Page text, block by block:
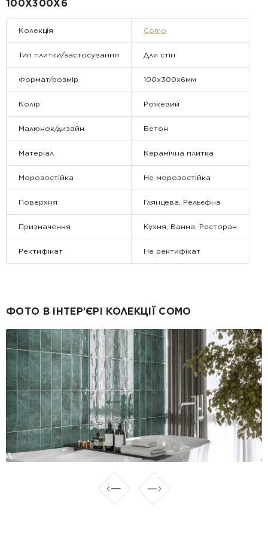
• Відвантаження здійснюється виключно у робочі дні. У суботу,
неділю та святкові дні замовлення не обробляються та не
100Х300X6
Колекція Como
Тип плитки/застосування Для стін
Формат/розмір 100x300x6мм
Колір Рожевий
Малюнок/дизайн Бетон
Матеріал Керамічна плитка
Морозостійка Не морозостійка
Поверхня Глянцева, Рельєфна
Призначення Кухня, Ванна, Ресторан
Ректифікат Не ректифікат
ФОТО В ІНТЕР’ЄРІ КОЛЕКЦІЇ COMO